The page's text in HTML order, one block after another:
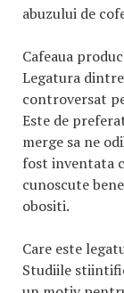
abuzului de
Cafeaua
Legatura
controversat
Este de
merge sa ne
fost inventata
cunoscute
obositi.
Care este
Studiile